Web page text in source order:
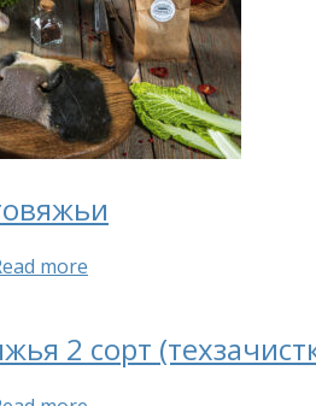
more
2 сорт